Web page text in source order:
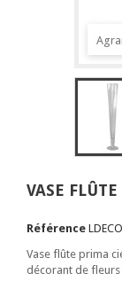
VASE
Référence
Vase flûte prima
décorant de